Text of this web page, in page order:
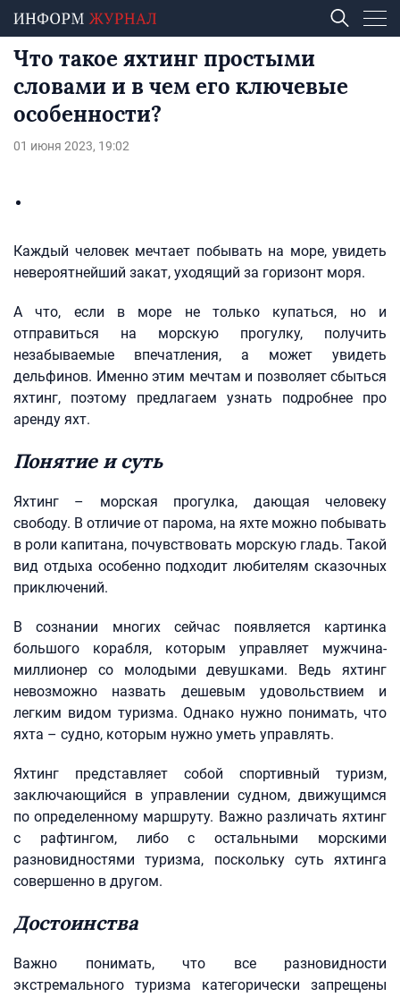
Что такое яхтинг простыми
словами и в чем его ключевые
особенности?
01 июня 2023, 19:02
Каждый человек мечтает побывать на море, увидеть
невероятнейший закат, уходящий за горизонт моря.
А что, если в море не только купаться, но и
отправиться на морскую прогулку, получить
незабываемые впечатления, а может увидеть
дельфинов. Именно этим мечтам и позволяет сбыться
яхтинг, поэтому предлагаем узнать подробнее про
аренду яхт.
Понятие и суть
Яхтинг – морская прогулка, дающая человеку
свободу. В отличие от парома, на яхте можно побывать
в роли капитана, почувствовать морскую гладь. Такой
вид отдыха особенно подходит любителям сказочных
приключений.
В сознании многих сейчас появляется картинка
большого корабля, которым управляет мужчина-
миллионер со молодыми девушками. Ведь яхтинг
невозможно назвать дешевым удовольствием и
легким видом туризма. Однако нужно понимать, что
яхта – судно, которым нужно уметь управлять.
Яхтинг представляет собой спортивный туризм,
заключающийся в управлении судном, движущимся
по определенному маршруту. Важно различать яхтинг
с рафтингом, либо с остальными морскими
разновидностями туризма, поскольку суть яхтинга
совершенно в другом.
Достоинства
Важно понимать, что все разновидности
экстремального туризма категорически запрещены